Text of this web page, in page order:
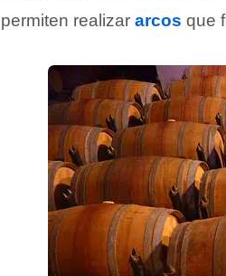
permiten realizar arcos que